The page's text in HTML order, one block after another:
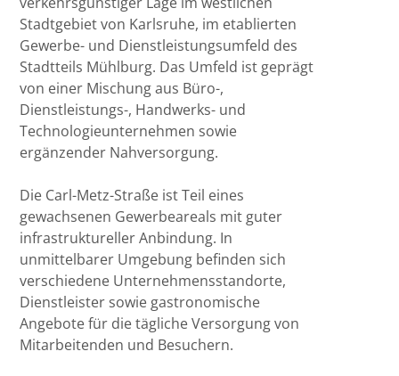
Stadtgebiet von Karlsruhe, im etablierten
Gewerbe- und Dienstleistungsumfeld des
Stadtteils Mühlburg. Das Umfeld ist geprägt
von einer Mischung aus Büro-,
Dienstleistungs-, Handwerks- und
Technologieunternehmen sowie
ergänzender Nahversorgung.
Die Carl-Metz-Straße ist Teil eines
gewachsenen Gewerbeareals mit guter
infrastruktureller Anbindung. In
unmittelbarer Umgebung befinden sich
verschiedene Unternehmensstandorte,
Dienstleister sowie gastronomische
Angebote für die tägliche Versorgung von
Mitarbeitenden und Besuchern.